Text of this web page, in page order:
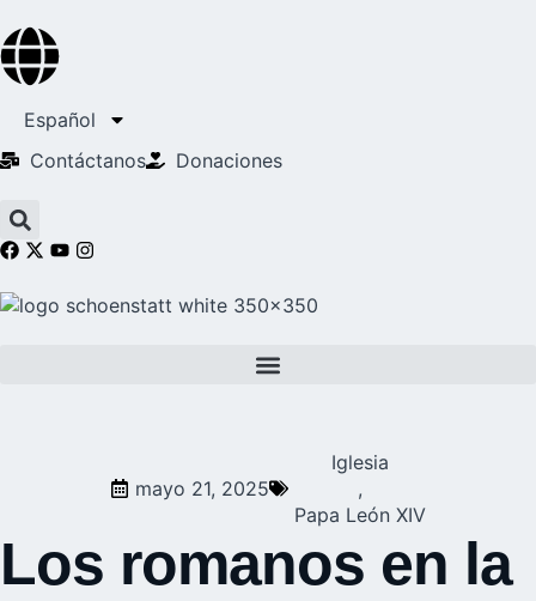
Español
Contáctanos
Donaciones
mayo 21, 2025
Iglesia
,
Papa León XIV
Los romanos en la